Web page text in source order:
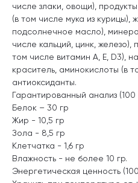
числе злаки, овощи),
(в том числе мука из курицы),
подсолнечное масло),
числе кальций, цинк,
том числе витамин А, Е, D3),
краситель, аминокислоты (в
антиоксиданты.
Гарантированный анализ (100
Белок – 30 гр
Жир - 10,5 гр
Зола - 8,5 гр
Клетчатка - 1,6 гр
Влажность - не более 10 гр.
Энергетическая ценность